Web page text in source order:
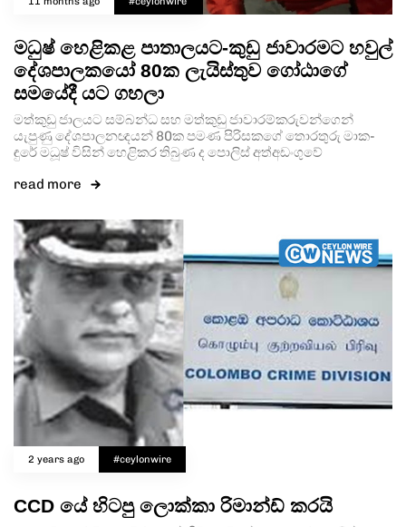
මධුෂ් හෙළිකළ පාතාලයට-කුඩු ජාවාරමට හවුල්
දේශපාලකයෝ 80ක ලැයිස්තුව ගෝඨාගේ
සමයේදී යට ගහලා
මත්කුඩු ජාල­යට සම්බන්ධ සහ මත්කුඩු ජාවා­ර­ම්ක­රු­ව­න්ගෙන්
යැපුණු දේශ­පා­ල­න­ඥ­යන් 80ක පමණ පිරි­ස­කගේ තොර­තුරු මාක­
ඳුරේ මධූෂ් විසින් හෙළි­කර තිබුණ ද පොලිස් අත්අ­ඩං­ගුවේ
read more
2 years ago #ceylonwire
CCD යේ හිටපු ලොක්කා රිමාන්ඩ් කරයි